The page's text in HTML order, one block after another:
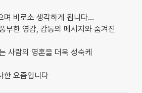
며 비로소 생각하게 됩니다...
부한 영감, 감동의 메시지와 숨겨진
사람의 영혼을 더욱 성숙케
한 요즘입니다